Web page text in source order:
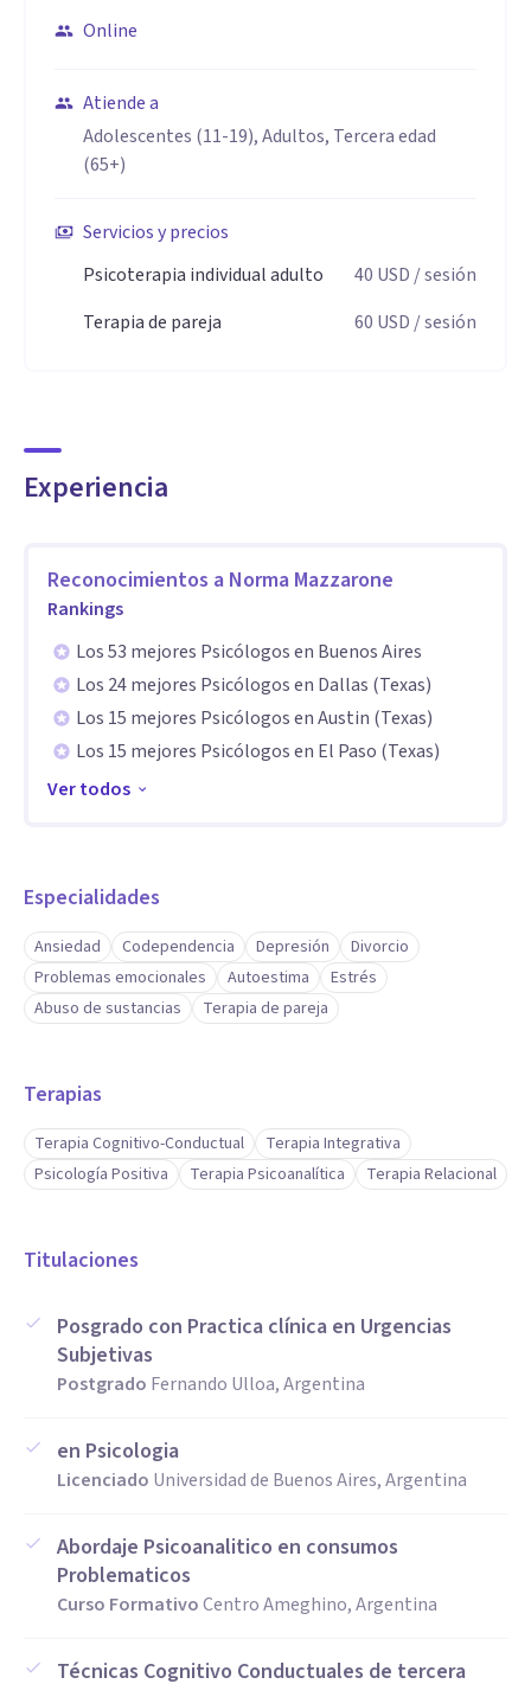
Problematicos en Centro Ameghino. Diplomada en
Favaloro: Certificada en Psicología Positiva.
Aptitudes
escucha de tu historia de vida y con intervenciones que,
podrían poner de relieve factores que provocan tu malestar.
Siempre sin juzgar, de manera empática y al mismo tiempo
Online
Atiende a
Adolescentes (11-19), Adultos, Tercera edad
(65+)
Servicios y precios
Psicoterapia individual adulto
40 USD / sesión
Terapia de pareja
60 USD / sesión
Experiencia
Reconocimientos a Norma Mazzarone
Rankings
Los 53 mejores Psicólogos en Buenos Aires
Los 24 mejores Psicólogos en Dallas (Texas)
Los 15 mejores Psicólogos en Austin (Texas)
Los 15 mejores Psicólogos en El Paso (Texas)
Ver todos
Especialidades
Ansiedad Codependencia Depresión
Divorcio
Problemas emocionales
Autoestima
Estrés
Abuso de sustancias
Terapia de pareja
Terapias
Terapia Cognitivo-Conductual
Terapia Integrativa
Psicología Positiva
Terapia Psicoanalítica Terapia Relacional
Titulaciones
Posgrado con Practica clínica en Urgencias
Subjetivas
Postgrado Fernando Ulloa, Argentina
en Psicologia
Licenciado Universidad de Buenos Aires, Argentina
Abordaje Psicoanalitico en consumos
Problematicos
Curso FormativoCentro Ameghino, Argentina
Técnicas Cognitivo Conductuales de tercera